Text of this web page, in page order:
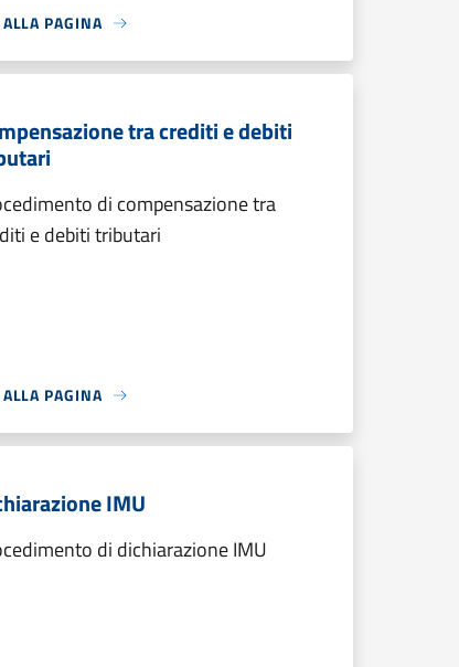
PAGINA
tra crediti e debiti
di compensazione tra
e debiti tributari
PAGINA
IMU
di dichiarazione IMU